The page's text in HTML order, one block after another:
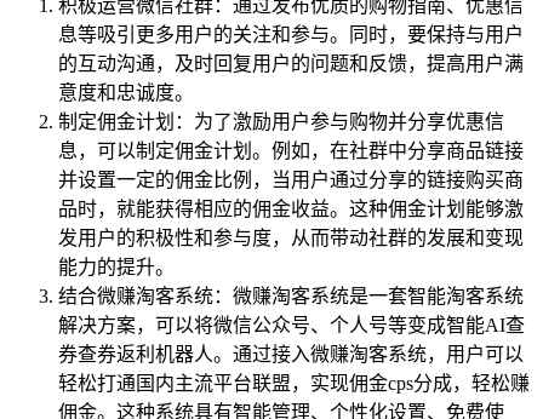
积极运营微信社群：通过发布优质的购物指南、优惠信
息等吸引更多用户的关注和参与。同时，要保持与用户
的互动沟通，及时回复用户的问题和反馈，提高用户满
意度和忠诚度。
制定佣金计划：为了激励用户参与购物并分享优惠信
息，可以制定佣金计划。例如，在社群中分享商品链接
并设置一定的佣金比例，当用户通过分享的链接购买商
品时，就能获得相应的佣金收益。这种佣金计划能够激
发用户的积极性和参与度，从而带动社群的发展和变现
能力的提升。
结合微赚淘客系统：微赚淘客系统是一套智能淘客系统
解决方案，可以将微信公众号、个人号等变成智能AI查
券查券返利机器人。通过接入微赚淘客系统，用户可以
轻松打通国内主流平台联盟，实现佣金cps分成，轻松赚
佣金。这种系统具有智能管理、个性化设置、免费使